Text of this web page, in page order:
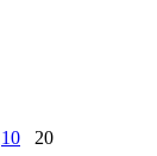
10 20